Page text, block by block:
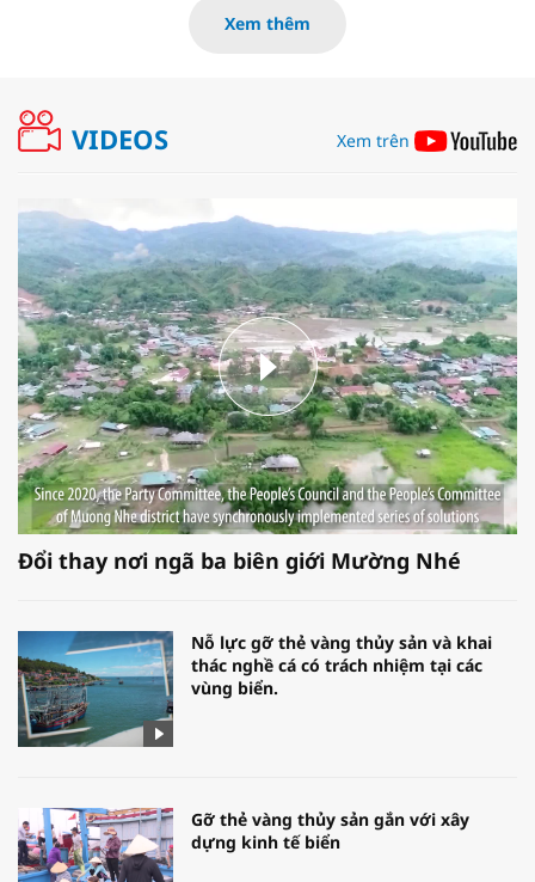
Xem thêm
VIDEOS Xem trên
Đổi thay nơi ngã ba biên giới Mường Nhé
Nỗ lực gỡ thẻ vàng thủy sản và khai
thác nghề cá có trách nhiệm tại các
vùng biển.
Gỡ thẻ vàng thủy sản gắn với xây
dựng kinh tế biển